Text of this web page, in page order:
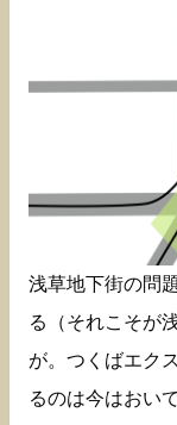
浅草地下街の問
る（それこそが
が。つくばエク
るのは今はおい